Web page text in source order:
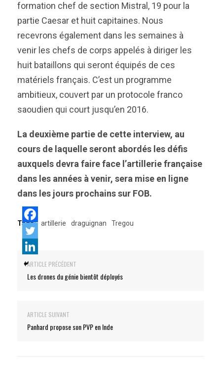
formation chef de section Mistral, 19 pour la
partie Caesar et huit capitaines. Nous
recevrons également dans les semaines à
venir les chefs de corps appelés à diriger les
huit bataillons qui seront équipés de ces
matériels français. C’est un programme
ambitieux, couvert par un protocole franco
saoudien qui court jusqu’en 2016.
La deuxième partie de cette interview, au
cours de laquelle seront abordés les défis
auxquels devra faire face l’artillerie française
dans les années à venir, sera mise en ligne
dans les jours prochains sur FOB.
Tags: artillerie draguignan Tregou
ARTICLE PRÉCÉDENT
Les drones du génie bientôt déployés
ARTICLE SUIVANT
Panhard propose son PVP en Inde